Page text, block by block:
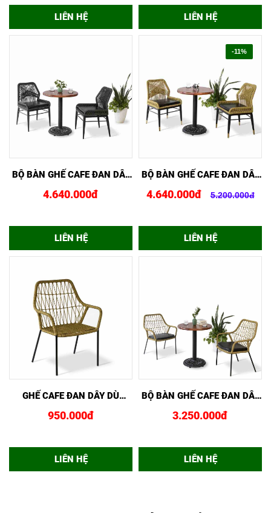
LIÊN HỆ LIÊN HỆ
XEM NHANH MUA NGAY
BỘ BÀN GHẾ CAFE ĐAN DÂY
DÙ BGDD03DEN
4.640.000đ
LIÊN HỆ
XEM NHANH MUA NGAY
BỘ BÀN GHẾ CAFE ĐAN DÂY
DÙ BGDD02VANG
4.640.000đ 5.200.000đ
-11%
LIÊN HỆ
XEM NHANH MUA NGAY
GHẾ CAFE ĐAN DÂY DÙ
GDD16 VANG
950.000đ
LIÊN HỆ
XEM NHANH MUA NGAY
BỘ BÀN GHẾ CAFE ĐAN DÂY
DÙ BGDD15VANG
3.250.000đ
LIÊN HỆ